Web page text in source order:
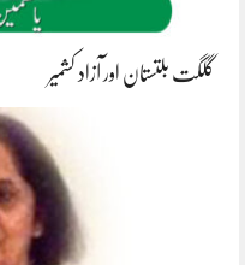
گلگت بلتستان اور آزاد کشمیر